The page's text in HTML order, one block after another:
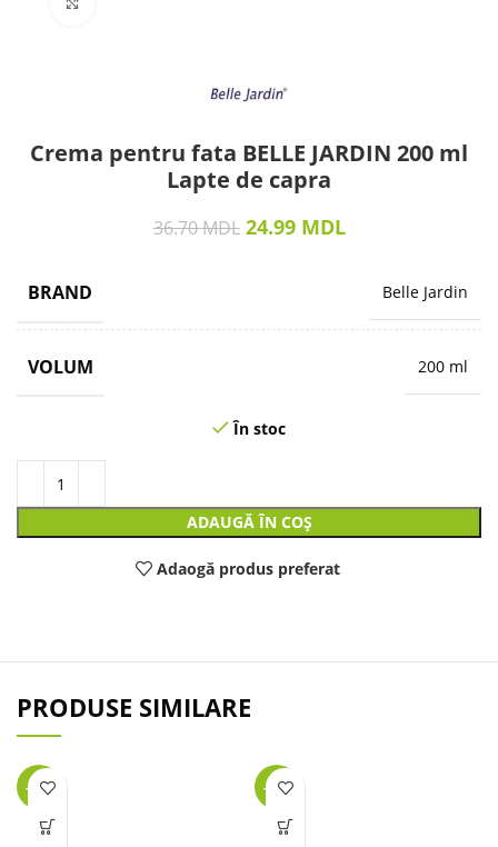
Crema pentru fata BELLE JARDIN 200 ml
Lapte de capra
36.70MDL 24.99 MDL
BRAND Belle Jardin
VOLUM 200 ml
În stoc
ADAUGĂ ÎN COȘ
Adaogă produs preferat
PRODUSE SIMILARE
-27% -25%